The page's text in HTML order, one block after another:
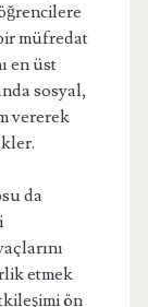
müfredat
en üst
sosyal,
vererek
da
etmek
ön